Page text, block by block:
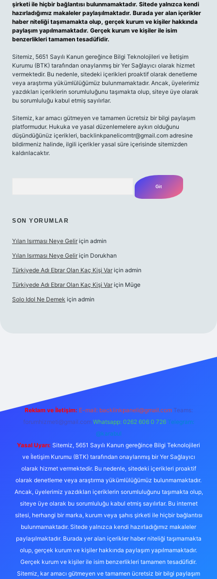
şirketi ile hiçbir bağlantısı bulunmamaktadır. Sitede yalnızca kendi
hazırladığımız makaleler paylaşılmaktadır. Burada yer alan içerikler
haber niteliği taşımamakta olup, gerçek kurum ve kişiler hakkında
paylaşım yapılmamaktadır. Gerçek kurum ve kişiler ile isim
benzerlikleri tamamen tesadüfidir.
Sitemiz, 5651 Sayılı Kanun gereğince Bilgi Teknolojileri ve İletişim
Kurumu (BTK) tarafından onaylanmış bir Yer Sağlayıcı olarak hizmet
vermektedir. Bu nedenle, sitedeki içerikleri proaktif olarak denetleme
veya araştırma yükümlülüğümüz bulunmamaktadır. Ancak, üyelerimiz
yazdıkları içeriklerin sorumluluğunu taşımakta olup, siteye üye olarak
bu sorumluluğu kabul etmiş sayılırlar.
Sitemiz, kar amacı gütmeyen ve tamamen ücretsiz bir bilgi paylaşım
platformudur. Hukuka ve yasal düzenlemelere aykırı olduğunu
düşündüğünüz içerikleri, backlinkpanelicomtr@gmail.com adresine
bildirmeniz halinde, ilgili içerikler yasal süre içerisinde sitemizden
kaldırılacaktır.
SON YORUMLAR
Yılan Isırması Neye Gelir için admin
Yılan Isırması Neye Gelir için Dorukhan
Türkiyede Adı Ebrar Olan Kaç Kişi Var için admin
Türkiyede Adı Ebrar Olan Kaç Kişi Var için Müge
Solo Idol Ne Demek için admin
Reklam ve İletişim: E-mail: backlinkpaneli@gmail.com Teams:
forumhizmeti@gmail.com Whatsapp: 0262 606 0 726 Telegram:
@karabul
Yasal Uyarı: Sitemiz, 5651 Sayılı Kanun gereğince Bilgi Teknolojileri
ve İletişim Kurumu (BTK) tarafından onaylanmış bir Yer Sağlayıcı
olarak hizmet vermektedir. Bu nedenle, sitedeki içerikleri proaktif
olarak denetleme veya araştırma yükümlülüğümüz bulunmamaktadır.
Ancak, üyelerimiz yazdıkları içeriklerin sorumluluğunu taşımakta olup,
siteye üye olarak bu sorumluluğu kabul etmiş sayılırlar. Bu internet
sitesi, herhangi bir marka, kurum veya şahıs şirketi ile hiçbir bağlantısı
bulunmamaktadır. Sitede yalnızca kendi hazırladığımız makaleler
paylaşılmaktadır. Burada yer alan içerikler haber niteliği taşımamakta
olup, gerçek kurum ve kişiler hakkında paylaşım yapılmamaktadır.
Gerçek kurum ve kişiler ile isim benzerlikleri tamamen tesadüfidir.
Sitemiz, kar amacı gütmeyen ve tamamen ücretsiz bir bilgi paylaşım